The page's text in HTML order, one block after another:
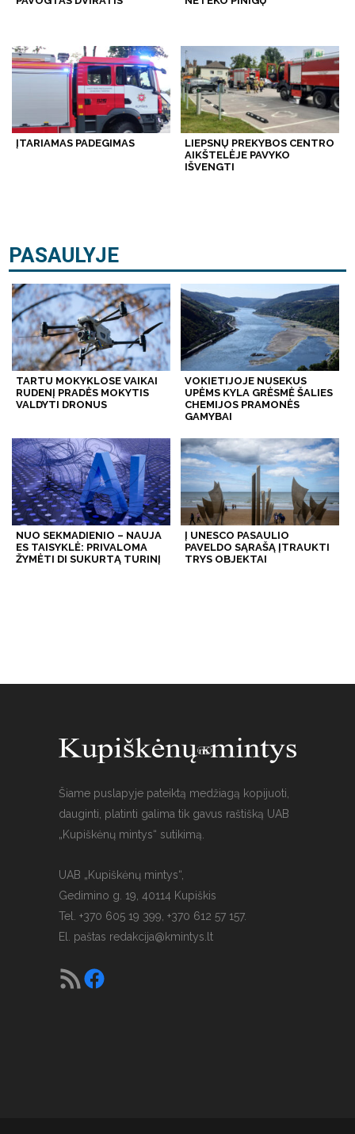
ĮTARIAMAS PADEGIMAS
LIEPSNŲ PREKYBOS CENTRO
AIKŠTELĖJE PAVYKO
IŠVENGTI
PASAULYJE
TARTU MOKYKLOSE VAIKAI
RUDENĮ PRADĖS MOKYTIS
VALDYTI DRONUS
VOKIETIJOJE NUSEKUS
UPĖMS KYLA GRĖSMĖ ŠALIES
CHEMIJOS PRAMONĖS
GAMYBAI
NUO SEKMADIENIO – NAUJA
ES TAISYKLĖ: PRIVALOMA
ŽYMĖTI DI SUKURTĄ TURINĮ
Į UNESCO PASAULIO
PAVELDO SĄRAŠĄ ĮTRAUKTI
TRYS OBJEKTAI
Šiame puslapyje pateiktą medžiagą kopijuoti,
dauginti, platinti galima tik gavus raštišką UAB
„Kupiškėnų mintys“ sutikimą.
UAB „Kupiškėnų mintys“,
Gedimino g. 19, 40114 Kupiškis
Tel. +370 605 19 399, +370 612 57 157.
El. paštas redakcija@kmintys.lt